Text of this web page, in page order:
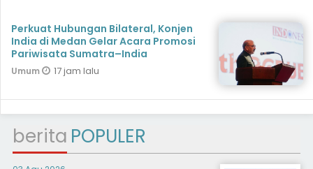
Perkuat Hubungan Bilateral, Konjen
India di Medan Gelar Acara Promosi
Pariwisata Sumatra–India
Umum 17 jam lalu
berita POPULER